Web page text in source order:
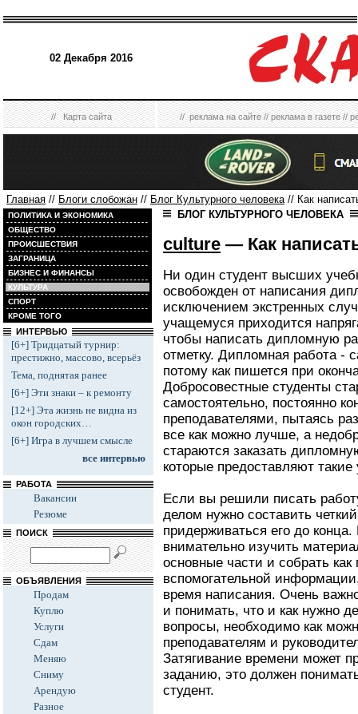
02 Декабря 2016
//Карта сайта //реклама на сайте//реклама в газете//
Главная // Блоги слобожан // Блог Культурного человека// Как
ПОЛИТИКА И ЭКОНОМИКА
ОБЩЕСТВО
ПРОИСШЕСТВИЯ
ЗАГРАНИЦА
БИЗНЕС И ФИНАНСЫ
КУЛЬТУРА
СПОРТ
КРОМЕ ТОГО
ИНТЕРВЬЮ
[6+] Тридцатый турнир:
престижно, массово, всерьёз
Тема, поднятая ранее
[6+] Эти знаки – к ремонту
[12+] Эта жизнь не видна из
окон городских…
[6+] Игра в лучшем смысле
все интервью
РАБОТА
Вакансии
Резюме
ПОИСК
ОБЪЯВЛЕНИЯ
Продам
Куплю
Услуги
Сдам
Меняю
Сниму
Арендую
Разное
БЛОГ КУЛЬТУРНОГО ЧЕЛОВЕКА
culture — Как
Ни один студент высших
освобожден от написания
исключением экстренных
учащемуся приходится
чтобы написать дипломную
отметку. Дипломная работа -
потому как пишется при
Добросовестные студенты
самостоятельно, постоянно
преподавателями, пытаясь
все как можно лучше, а
стараются заказать
которые предоставляют
Если вы решили писать
делом нужно составить
придерживаться его до
внимательно изучить
основные части и собрать
вспомогательной
время написания. Очень
и понимать, что и как нужно
вопросы, необходимо как
преподавателям и
Затягивание времени может
заданию, это должен
студент.